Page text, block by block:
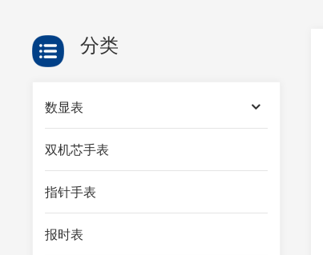
分类
数显表
双机芯手表
指针手表
报时表